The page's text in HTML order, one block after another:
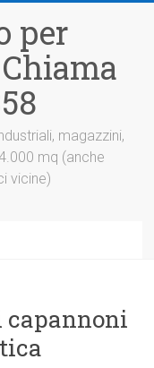
per
magazzini,
mq (anche
vicine)
capannoni